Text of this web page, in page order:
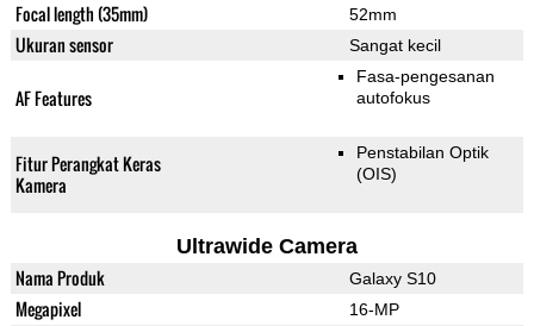
Focal length (35mm) 52mm
Ukuran sensor Sangat kecil
AF Features
Fasa-pengesanan
autofokus
Fitur Perangkat Keras
Kamera
Penstabilan Optik
(OIS)
Ultrawide Camera
Nama Produk Galaxy S10
Megapixel 16-MP